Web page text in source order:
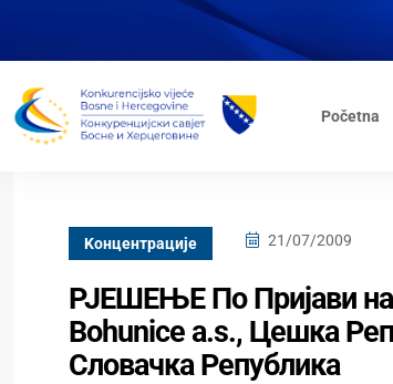
Početna
Kонцентрације 21/07/2009
РЈЕШЕЊЕ По Пријави
Bohunice a.s., Цешка
Словачка Република